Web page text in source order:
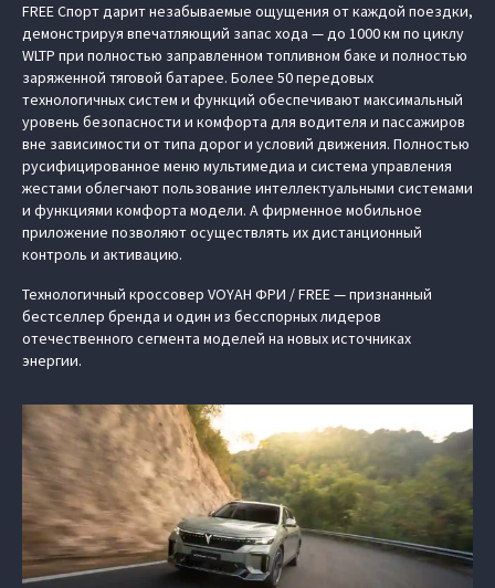
FREE Спорт дарит незабываемые ощущения от каждой поездки,
демонстрируя впечатляющий запас хода — до 1000 км по циклу
WLTP при полностью заправленном топливном баке и полностью
заряженной тяговой батарее. Более 50 передовых
технологичных систем и функций обеспечивают максимальный
уровень безопасности и комфорта для водителя и пассажиров
вне зависимости от типа дорог и условий движения. Полностью
русифицированное меню мультимедиа и система управления
жестами облегчают пользование интеллектуальными системами
и функциями комфорта модели. А фирменное мобильное
приложение позволяют осуществлять их дистанционный
контроль и активацию.
Технологичный кроссовер VOYAH ФРИ / FREE — признанный
бестселлер бренда и один из бесспорных лидеров
отечественного сегмента моделей на новых источниках
энергии.